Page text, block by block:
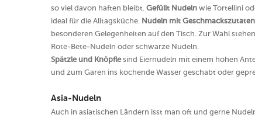
so viel davon haften bleibt. Gefüllt Nudeln wie Tortellini
ideal für die Alltagsküche. Nudeln mit Geschmackszutaten
besonderen Gelegenheiten auf den Tisch. Zur Wahl
Rote-Bete-Nudeln oder schwarze Nudeln.
Spätzle und Knöpflesind Eiernudeln mit einem hohen
und zum Garen ins kochende Wasser geschabt oder
Asia-Nudeln
Auch in asiatischen Ländern isst man oft und gerne